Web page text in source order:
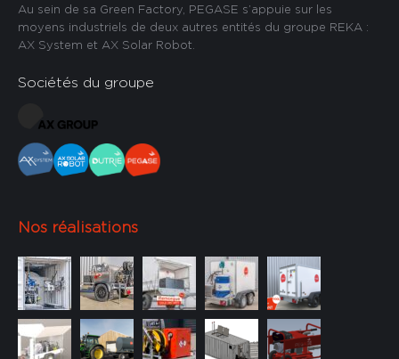
Au sein de sa Green Factory, PEGASE s’appuie sur les
moyens industriels de deux autres entités du groupe REKA :
AX System et AX Solar Robot.
Sociétés du groupe
Nos réalisations